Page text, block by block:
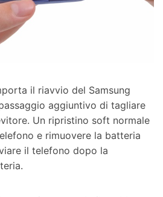
il riavvio del Samsung
aggiuntivo di tagliare
Un ripristino soft normale
e rimuovere la batteria
il telefono dopo la